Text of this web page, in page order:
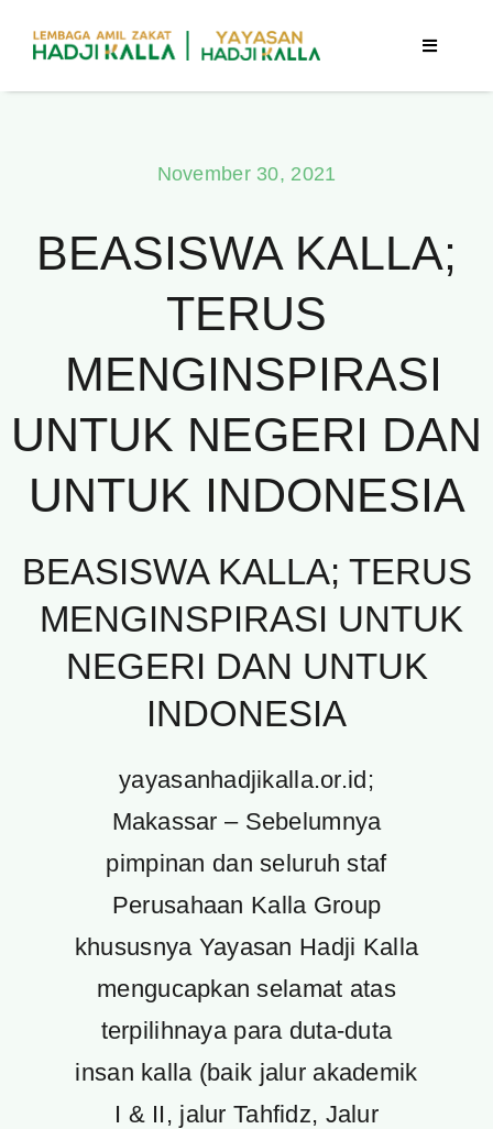
content
Toggle
Program
Publikasi
November 30, 2021
BEASISWA KALLA;
TERUS
MENGINSPIRASI
UNTUK NEGERI DAN
UNTUK INDONESIA
BEASISWA KALLA; TERUS
MENGINSPIRASI UNTUK
NEGERI DAN UNTUK
INDONESIA
yayasanhadjikalla.or.id;
Makassar – Sebelumnya
pimpinan dan seluruh staf
Perusahaan Kalla Group
khususnya Yayasan Hadji Kalla
mengucapkan selamat atas
terpilihnaya para duta-duta
insan kalla (baik jalur akademik
I & II, jalur Tahfidz, Jalur